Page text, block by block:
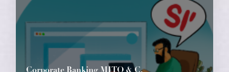
Corporate Banking MITO & C.